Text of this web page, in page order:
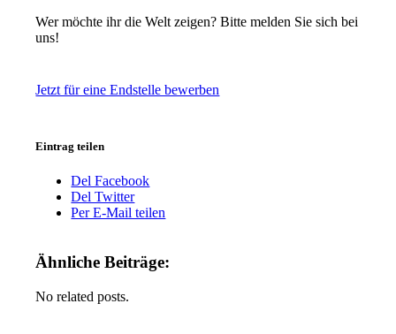
Wer möchte ihr die Welt zeigen? Bitte melden Sie sich bei
uns!
Jetzt für eine Endstelle bewerben
Eintrag teilen
Del Facebook
Del Twitter
Per E-Mail teilen
Ähnliche Beiträge:
No related posts.